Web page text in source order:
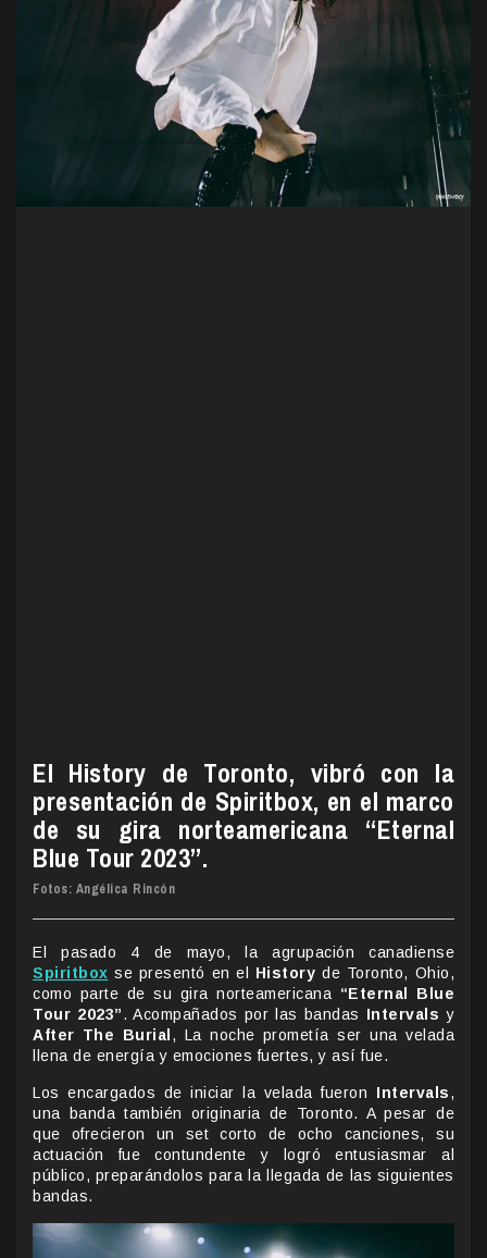
El History de Toronto, vibró con la
presentación de Spiritbox, en el marco
de su gira norteamericana “Eternal
Blue Tour 2023”.
Fotos: Angélica Rincón
El pasado 4 de mayo, la agrupación canadiense
Spiritbox se presentó en el Historyde Toronto, Ohio,
como parte de su gira norteamericana “Eternal Blue
Tour 2023”. Acompañados por las bandas Intervals y
After The Burial, La noche prometía ser una velada
llena de energía y emociones fuertes, y así fue.
Los encargados de iniciar la velada fueron Intervals,
una banda también originaria de Toronto. A pesar de
que ofrecieron un set corto de ocho canciones, su
actuación fue contundente y logró entusiasmar al
público, preparándolos para la llegada de las siguientes
bandas.